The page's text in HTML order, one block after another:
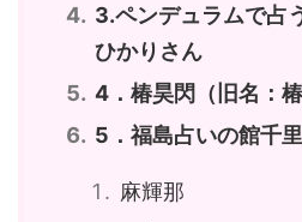
3.ペンデュラムで占
ひかりさん
4．椿昊閃（旧名：椿
5．福島占いの館千
麻輝那